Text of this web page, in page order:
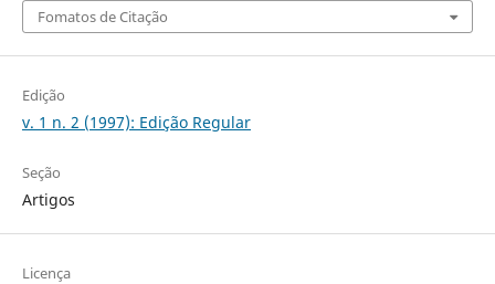
Fomatos de Citação
Edição
v. 1 n. 2 (1997): Edição Regular
Seção
Artigos
Licença